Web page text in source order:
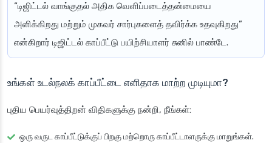
“டிஜிட்டல் வாங்குதல் அதிக வெளிப்படைத்தன்மையை
அளிக்கிறது மற்றும் முகவர் சார்புகளைத் தவிர்க்க உதவுகிறது”
என்கிறார் டிஜிட்டல் காப்பீட்டு பயிற்சியாளர் சுனில் பாண்டே.
உங்கள் உடல்நலக் காப்பீட்டை எளிதாக மாற்ற முடியுமா?
புதிய பெயர்வுத்திறன் விதிகளுக்கு நன்றி, நீங்கள்:
ஒரு வருட காப்பீட்டுக்குப் பிறகு மற்றொரு காப்பீட்டாளருக்கு மாறுங்கள்.